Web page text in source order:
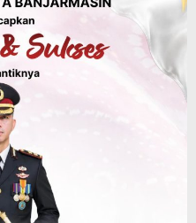
Makam Pangeran
Janji